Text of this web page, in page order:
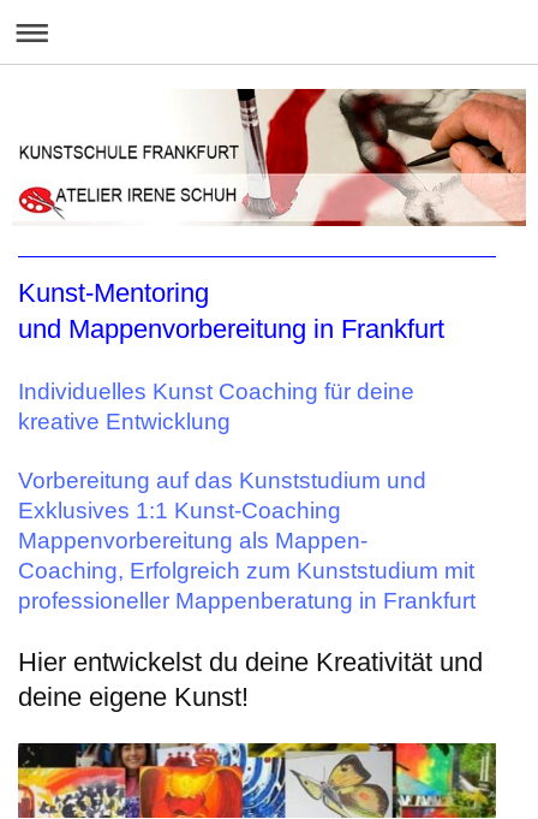
Kunst-Mentoring
und Mappenvorbereitung in Frankfurt
Individuelles Kunst Coaching für deine
kreative Entwicklung
Vorbereitung auf das Kunststudium und
Exklusives 1:1 Kunst-Coaching
Mappenvorbereitung als Mappen-
Coaching, Erfolgreich zum Kunststudium mit
professioneller Mappenberatung in Frankfurt
Hier entwickelst du deine Kreativität und
deine eigene Kunst!